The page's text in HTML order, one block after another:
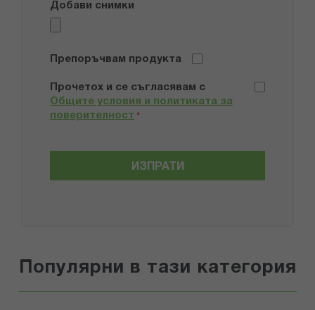
Добави снимки
Препоръчвам продукта
Прочетох и се съгласявам с
Общите условия и политиката за
поверителност *
ИЗПРАТИ
Популярни в тази категория